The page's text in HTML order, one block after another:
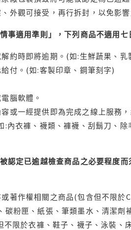
外觀可接受，再行拆封，以免影
事適用準則」，下列商品不適用
約時即將逾期。(如:生鮮蔬果、
付。(如:客製印章、鋼筆刻字)
腦軟體。
或一經提供即為完成之線上服務
:內衣褲、襪類、褲襪、刮鬍刀、除
認定已逾越檢查商品之必要程度
著作權相關之商品(包含但不限
碳粉匣、紙張、筆類墨水、清潔
限於衣褲、鞋子、襪子、泳裝、